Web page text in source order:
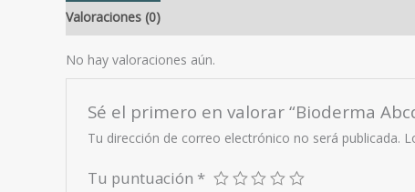
Valoraciones (0)
No hay valoraciones aún.
Sé el primero en valorar “Bioderma
Tu dirección de correo electrónico no será publicada.
Tu puntuación *